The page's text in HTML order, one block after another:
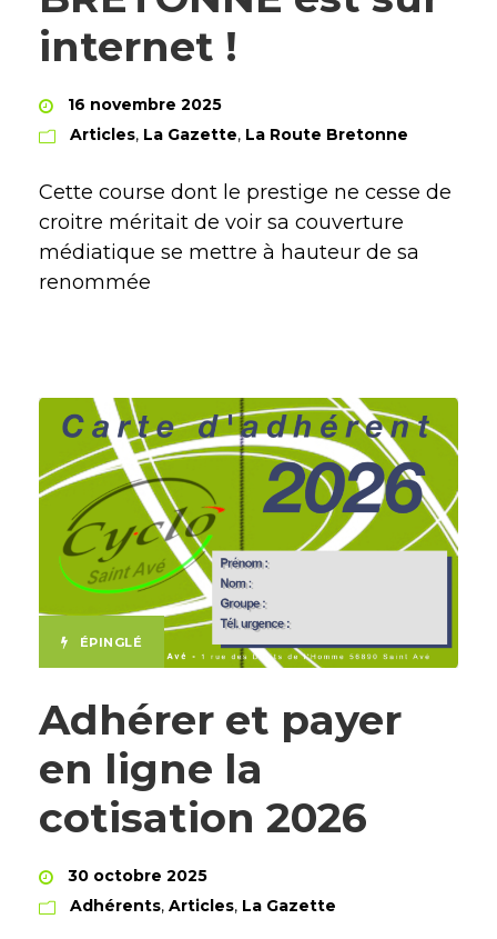
internet !
16 novembre 2025
Articles, La Gazette, La Route Bretonne
Cette course dont le prestige ne cesse de
croitre méritait de voir sa couverture
médiatique se mettre à hauteur de sa
renommée
ÉPINGLÉ
Adhérer et payer
en ligne la
cotisation 2026
30 octobre 2025
Adhérents, Articles, La Gazette